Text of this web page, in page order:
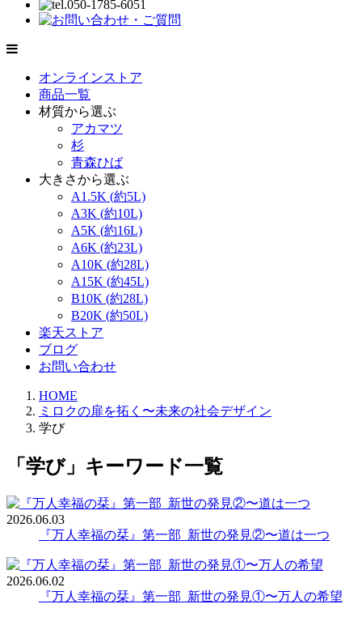
オンラインストア
商品一覧
材質から選ぶ
アカマツ
杉
青森ひば
大きさから選ぶ
A1.5K (約5L)
A3K (約10L)
A5K (約16L)
A6K (約23L)
A10K (約28L)
A15K (約45L)
B10K (約28L)
B20K (約50L)
楽天ストア
ブログ
お問い合わせ
HOME
ミロクの扉を拓く〜未来の社会デザイン
学び
「学び」キーワード一覧
2026.06.03
『万人幸福の栞』第一部_新世の発見②〜道は一つ
2026.06.02
『万人幸福の栞』第一部_新世の発見①〜万人の希望